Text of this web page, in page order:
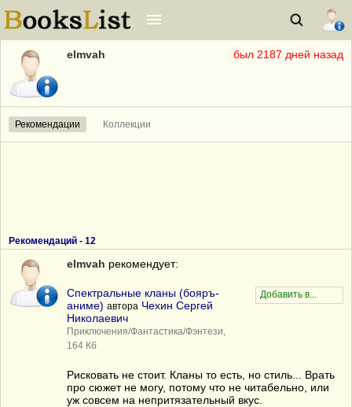
был 2187 дней назад
elmvah
Рекомендации Коллекции
Рекомендаций - 12
elmvah рекомендует:
Спектральные кланы (бояръ-
аниме) автора Чехин Сергей
Николаевич
Приключения/Фантастика/Фэнтези,
164 Кб
Рисковать не стоит. Кланы то есть, но стиль... Врать
про сюжет не могу, потому что не читабельно, или
уж совсем на непритязательный вкус.